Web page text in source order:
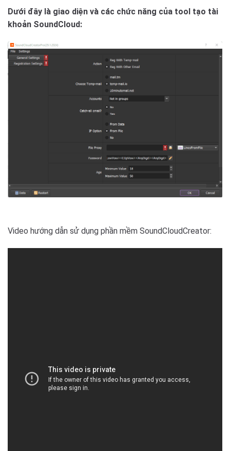
Dưới đây là giao diện và các chức năng của tool tạo tài
khoản SoundCloud:
Video hướng dẫn sử dụng phần mềm SoundCloudCreator: